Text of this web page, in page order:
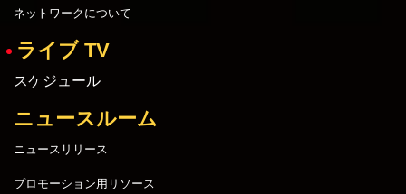
ネットワークについて
ライブ TV
スケジュール
ニュースルーム
ニュースリリース
プロモーション用リソース